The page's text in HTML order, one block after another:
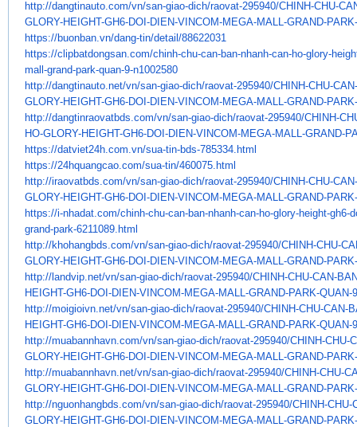
http://dangtinauto.com/vn/san-giao-dich/raovat-295940/CHINH-CHU-
GLORY-HEIGHT-GH6-DOI-DIEN-VINCOM-MEGA-MALL-GRAND-PARK-
https://buonban.vn/dang-tin/detail/88622031
https://clipbatdongsan.com/chinh-chu-can-ban-nhanh-can-ho-glory-
mall-grand-park-quan-9-n1002580
http://dangtinauto.net/vn/san-giao-dich/raovat-295940/CHINH-CHU-
GLORY-HEIGHT-GH6-DOI-DIEN-VINCOM-MEGA-MALL-GRAND-PARK-
http://dangtinraovatbds.com/vn/san-giao-dich/raovat-295940/CHINH-
HO-GLORY-HEIGHT-GH6-DOI-DIEN-VINCOM-MEGA-MALL-GRAND-
https://datviet24h.com.vn/sua-tin-bds-785334.html
https://24hquangcao.com/sua-tin/460075.html
http://iraovatbds.com/vn/san-giao-dich/raovat-295940/CHINH-CHU-
GLORY-HEIGHT-GH6-DOI-DIEN-VINCOM-MEGA-MALL-GRAND-PARK-
https://i-nhadat.com/chinh-chu-can-ban-nhanh-can-ho-glory-height-gh6-
grand-park-6211089.html
http://khohangbds.com/vn/san-giao-dich/raovat-295940/CHINH-CHU-
GLORY-HEIGHT-GH6-DOI-DIEN-VINCOM-MEGA-MALL-GRAND-PARK-
http://landvip.net/vn/san-giao-dich/raovat-295940/CHINH-CHU-CAN-
HEIGHT-GH6-DOI-DIEN-VINCOM-MEGA-MALL-GRAND-PARK-QUAN-
http://moigioivn.net/vn/san-giao-dich/raovat-295940/CHINH-CHU-CAN-
HEIGHT-GH6-DOI-DIEN-VINCOM-MEGA-MALL-GRAND-PARK-QUAN-
http://muabannhavn.com/vn/san-giao-dich/raovat-295940/CHINH-CHU-
GLORY-HEIGHT-GH6-DOI-DIEN-VINCOM-MEGA-MALL-GRAND-PARK-
http://muabannhavn.net/vn/san-giao-dich/raovat-295940/CHINH-CHU-
GLORY-HEIGHT-GH6-DOI-DIEN-VINCOM-MEGA-MALL-GRAND-PARK-
http://nguonhangbds.com/vn/san-giao-dich/raovat-295940/CHINH-CHU-
GLORY-HEIGHT-GH6-DOI-DIEN-VINCOM-MEGA-MALL-GRAND-PARK-